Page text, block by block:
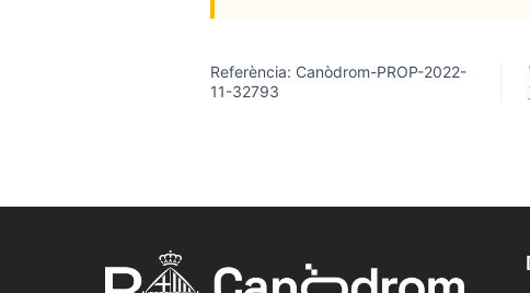
Referència: Canòdrom-PROP-2022-
11-32793